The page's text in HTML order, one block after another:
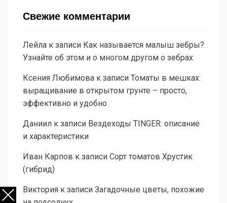
Свежие комментарии
Лейла к записи Как называется малыш зебры?
Узнайте об этом и о многом другом о зебрах
Ксения Любимова к записи Томаты в мешках:
выращивание в открытом грунте – просто,
эффективно и удобно
Даниил к записи Вездеходы TINGER: описание
и характеристики
Иван Карпов к записи Сорт томатов Хрустик
(гибрид)
Виктория к записи Загадочные цветы, похожие